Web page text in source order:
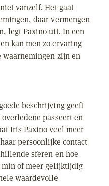
vanzelf. Het gaat
daar vermengen
legt Paxino uit. In een
kan men zo ervaring
zijn en
beschrijving geeft
passeert en
Iris Paxino veel meer
persoonlijke contact
sferen en hoe
of meer gelijktijdig
waardevolle